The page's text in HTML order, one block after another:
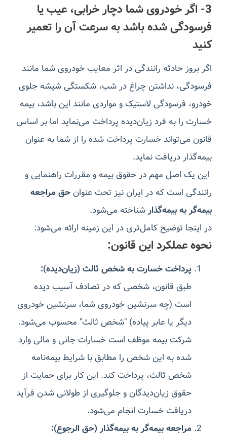
3- اگر خودروی شما دچار خرابی، عیب یا
فرسودگی شده باشد به سرعت آن را تعمیر
کنید
اگر بروز حادثه رانندگی در اثر معایب خودروی شما مانند
فرسودگی، نداشتن چراغ در شب، شکستگی شیشه جلوی
خودرو، فرسودگی لاستیک و مواردی مانند این باشد، بیمه
خسارت را به فرد زیان‌دیده پرداخت می‌نماید اما بر اساس
قانون می‌تواند خسارت پرداخت شده را از شما به عنوان
بیمه‌گذار دریافت نماید.
این یک اصل مهم در حقوق بیمه و مقررات راهنمایی و
رانندگی است که در ایران نیز تحت عنوان حق مراجعه
بیمه‌گر به بیمه‌گذارشناخته می‌شود.
در اینجا توضیح کامل‌تری در این زمینه ارائه می‌شود:
نحوه عملکرد این قانون:
پرداخت خسارت به شخص ثالث (زیان‌دیده):
طبق قانون، شخصی که در تصادف آسیب دیده
است (چه سرنشین خودروی شما، سرنشین خودروی
دیگر یا عابر پیاده) "شخص ثالث" محسوب می‌شود.
شرکت بیمه موظف است خسارات جانی و مالی وارد
شده به این شخص را مطابق با شرایط بیمه‌نامه
شخص ثالث، پرداخت کند. این کار برای حمایت از
حقوق زیان‌دیدگان و جلوگیری از طولانی شدن فرآید
دریافت خسارت انجام می‌شود.
مراجعه بیمه‌گر به بیمه‌گذار (حق الرجوع):